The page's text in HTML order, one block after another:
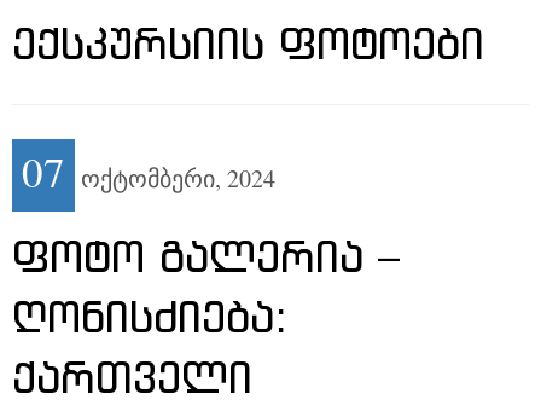
ᲔᲥᲡᲙᲣᲠᲡᲘᲘᲡ ᲤᲝᲢᲝᲔᲑᲘ
07 ოქტომბერი, 2024
ᲤᲝᲢᲝ ᲒᲐᲚᲔᲠᲘᲐ –
ᲦᲝᲜᲘᲡᲫᲘᲔᲑᲐ:
ᲥᲐᲠᲗᲕᲔᲚᲘ